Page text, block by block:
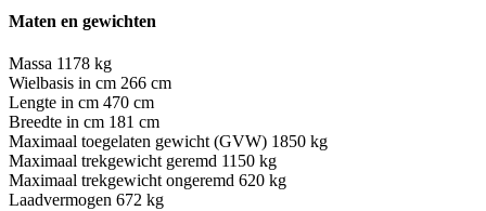
Maten en gewichten
Massa 1178 kg
Wielbasis in cm 266 cm
Lengte in cm 470 cm
Breedte in cm 181 cm
Maximaal toegelaten gewicht (GVW) 1850 kg
Maximaal trekgewicht geremd 1150 kg
Maximaal trekgewicht ongeremd 620 kg
Laadvermogen 672 kg